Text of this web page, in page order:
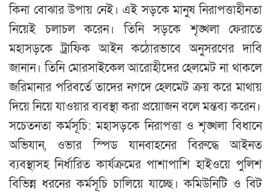
কিনা বোঝার উপায় নেই। এই সড়কে মানুষ নিরাপত্তাহীনতা
নিয়েই চলাচল করেন। তিনি সড়কে শৃঙ্খলা ফেরাতে
মহাসড়কে ট্রাফিক আইন কঠোরভাবে অনুসরণের দাবি
জানান। তিনি মোরসাইকেল আরোহীদের হেলমেট না থাকলে
জরিমানার পরিবর্তে তাদের নগদে হেলমেট ক্রয় করে মাথায়
দিয়ে নিয়ে যাওয়ার ব্যবস্থা করা প্রয়োজন বলে মন্তব্য করেন।
সচেতনতা কর্মসূচি: মহাসড়কে নিরাপত্তা ও শৃঙ্খলা বিধানে
অভিযান, ওভার স্পিড যানবাহনের বিরুদ্ধে আইনত
ব্যবস্থাসহ নির্ধারিত কার্যক্রমের পাশাপাশি হাইওয়ে পুলিশ
বিভিন্ন ধরনের কর্মসূচি চালিয়ে যাচ্ছে। কমিউনিটি ও বিট